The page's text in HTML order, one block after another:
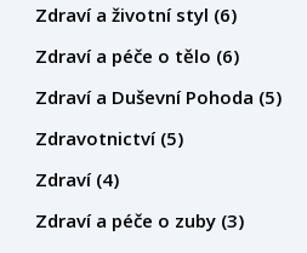
Zdraví a životní styl (6)
Zdraví a péče o tělo (6)
Zdraví a Duševní Pohoda (5)
Zdravotnictví (5)
Zdraví (4)
Zdraví a péče o zuby (3)